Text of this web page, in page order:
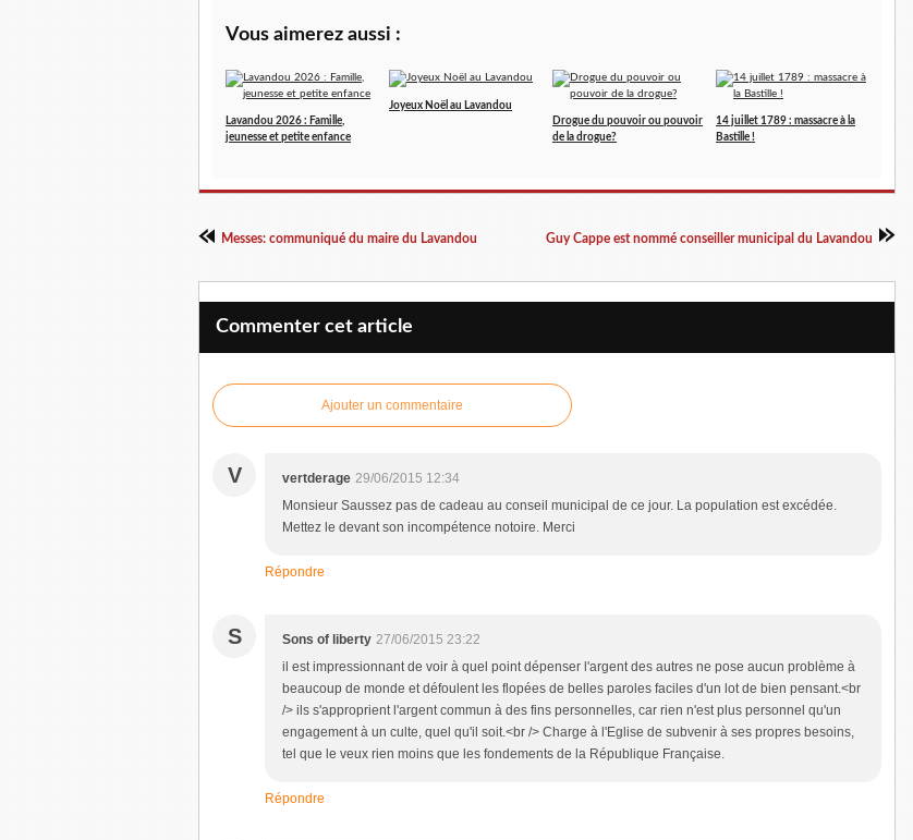
Vous aimerez aussi :
Lavandou 2026 : Famille,
jeunesse et petite enfance
Joyeux Noël au Lavandou
Drogue du pouvoir ou pouvoir
de la drogue?
14 juillet 1789 : massacre à la
Bastille !
Messes: communiqué du maire du Lavandou Guy Cappe est nommé conseiller municipal du Lavandou
Commenter cet article
Ajouter un commentaire
V vertderage 29/06/2015 12:34
Monsieur Saussez pas de cadeau au conseil municipal de ce jour. La population est excédée.
Mettez le devant son incompétence notoire. Merci
Répondre
S Sons of liberty 27/06/2015 23:22
il est impressionnant de voir à quel point dépenser l'argent des autres ne pose aucun problème à
beaucoup de monde et défoulent les flopées de belles paroles faciles d'un lot de bien pensant.<br
/> ils s'approprient l'argent commun à des fins personnelles, car rien n'est plus personnel qu'un
engagement à un culte, quel qu'il soit.<br /> Charge à l'Eglise de subvenir à ses propres besoins,
tel que le veux rien moins que les fondements de la République Française.
Répondre